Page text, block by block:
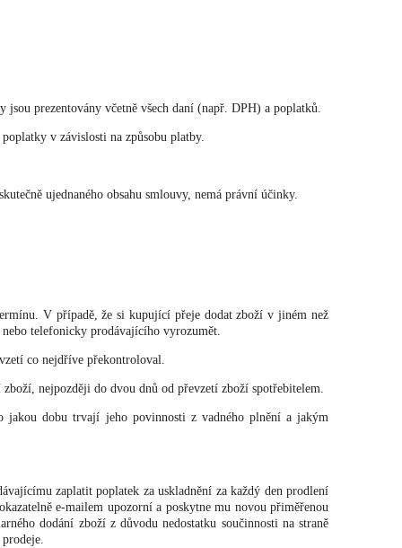
prezentovány včetně všech daní (např. DPH) a poplatků.
v závislosti na způsobu platby.
ujednaného obsahu smlouvy, nemá právní účinky.
V případě, že si kupující přeje dodat zboží v jiném než
telefonicky prodávajícího vyrozumět.
co nejdříve překontroloval.
nejpozději do dvou dnů od převzetí zboží spotřebitelem.
dobu trvají jeho povinnosti z vadného plnění a jakým
zaplatit poplatek za uskladnění za každý den prodlení
e-mailem upozorní a poskytne mu novou přiměřenou
dodání zboží z důvodu nedostatku součinnosti na straně